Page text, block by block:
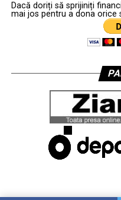
Dacă doriți să sprijiniți
mai jos pentru a dona orice